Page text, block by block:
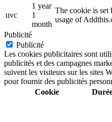
uvc
1 year
1
month
The cookie is set
usage of
Publicité
Publicité
Les cookies publicitaires sont
publicités et des campagnes
suivent les visiteurs sur les sites
pour fournir des publicités
Cookie